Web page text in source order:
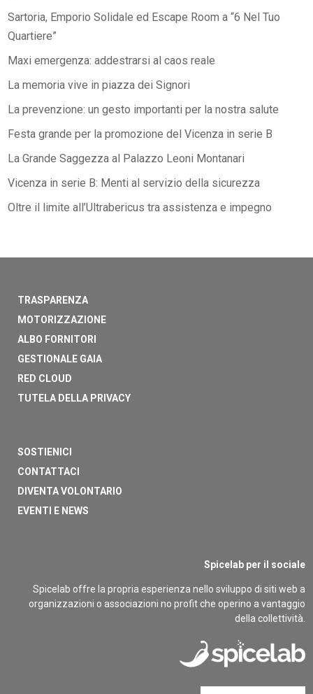
Sartoria, Emporio Solidale ed Escape Room a “6 Nel Tuo
Quartiere”
Maxi emergenza: addestrarsi al caos reale
La memoria vive in piazza dei Signori
La prevenzione: un gesto importanti per la nostra salute
Festa grande per la promozione del Vicenza in serie B
La Grande Saggezza al Palazzo Leoni Montanari
Vicenza in serie B: Menti al servizio della sicurezza
Oltre il limite all’Ultrabericus tra assistenza e impegno
TRASPARENZA
MOTORIZZAZIONE
ALBO FORNITORI
GESTIONALE GAIA
RED CLOUD
TUTELA DELLA PRIVACY
SOSTIENICI
CONTATTACI
DIVENTA VOLONTARIO
EVENTI E NEWS
Spicelab per il sociale
Spicelab offre la propria esperienza nello sviluppo di siti web a
organizzazioni o associazioni no profit che operino a vantaggio
della collettività.